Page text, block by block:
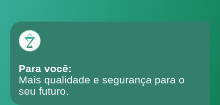
Para você:
Mais qualidade e segurança para o
seu futuro.